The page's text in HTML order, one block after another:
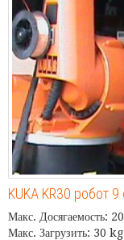
KUKA KR30 робот
Макс. Досягаемость:
Макс. Загрузить: 30 kg